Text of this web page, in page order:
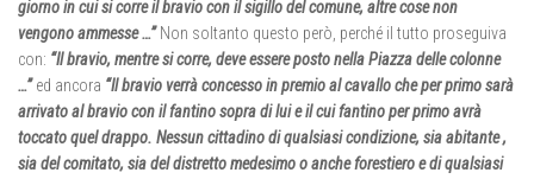
giorno in cui si corre il bravio con il sigillo del comune, altre cose non
vengono ammesse …” Non soltanto questo però, perché il tutto proseguiva
con: “Il bravio, mentre si corre, deve essere posto nella Piazza delle colonne
…”ed ancora “Il bravio verrà concesso in premio al cavallo che per primo sarà
arrivato al bravio con il fantino sopra di lui e il cui fantino per primo avrà
toccato quel drappo. Nessun cittadino di qualsiasi condizione, sia abitante ,
sia del comitato, sia del distretto medesimo o anche forestiero e di qualsiasi